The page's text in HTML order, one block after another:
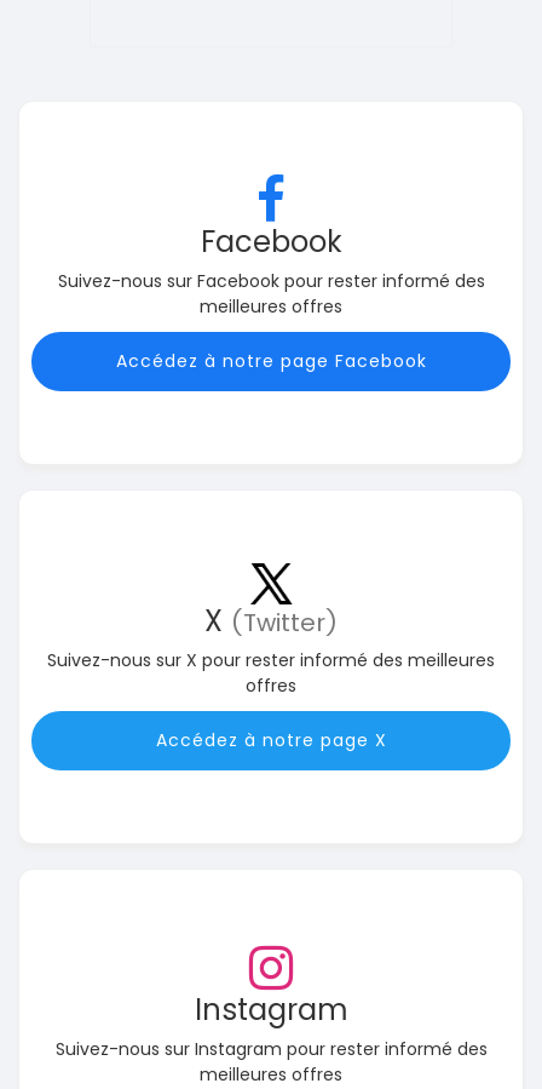
Facebook
Suivez-nous sur Facebook pour rester informé des
meilleures offres
Accédez à notre page Facebook
X (Twitter)
Suivez-nous sur X pour rester informé des meilleures
offres
Accédez à notre page X
Instagram
Suivez-nous sur Instagram pour rester informé des
meilleures offres